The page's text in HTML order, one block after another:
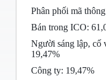
Phân phối mã
Bán trong ICO:
Người sáng lập, cố
19,47%
Công ty: 19,47%